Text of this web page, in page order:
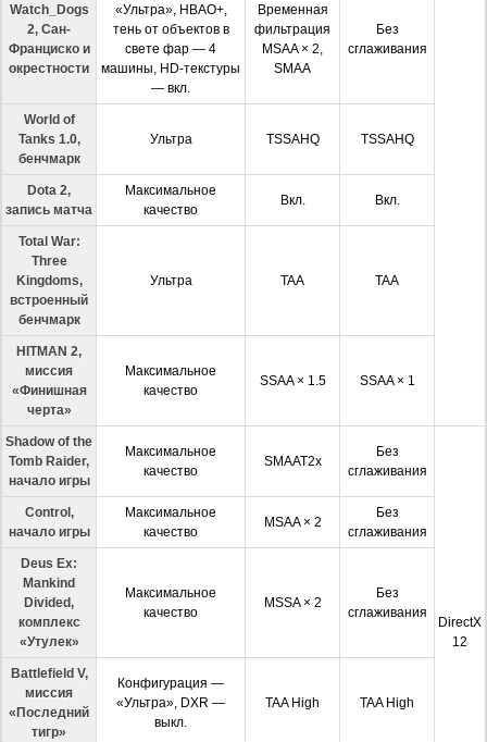
Watch_Dogs
2, Сан-
Франциско и
окрестности
«Ультра», HBAO+,
тень от объектов в
свете фар — 4
машины, HD-текстуры
— вкл.
Временная
фильтрация
MSAA × 2,
SMAA
Без
сглаживания
World of
Tanks 1.0,
бенчмарк
Ультра TSSAHQ TSSAHQ
Dota 2,
запись матча
Максимальное
качество
Вкл. Вкл.
Total War:
Three
Kingdoms,
встроенный
бенчмарк
Ультра TAA TAA
HITMAN 2,
миссия
«Финишная
черта»
Максимальное
качество
SSAA × 1.5 SSAA × 1
Shadow of the
Tomb Raider,
начало игры
Максимальное
качество
SMAAT2x
Без
сглаживания
DirectX
12
Control,
начало игры
Максимальное
качество
MSAA × 2
Без
сглаживания
Deus Ex:
Mankind
Divided,
комплекс
«Утулек»
Максимальное
качество
MSSA × 2
Без
сглаживания
Battlefield V,
миссия
«Последний
тигр»
Конфигурация —
«Ультра», DXR —
выкл.
TAA High TAA High